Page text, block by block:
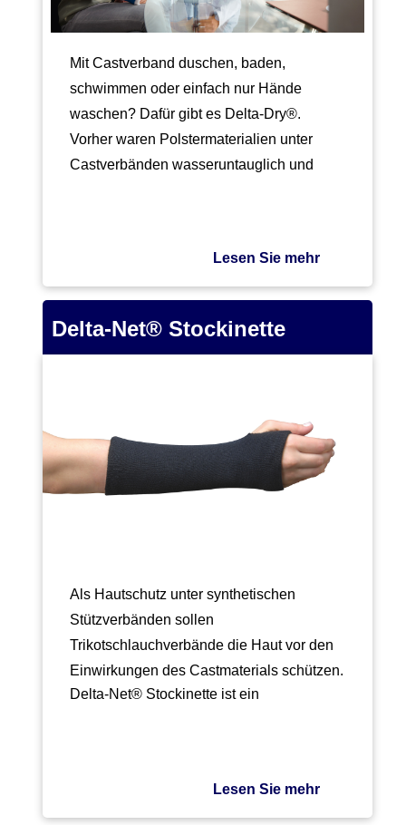
Mit Castverband duschen, baden,
schwimmen oder einfach nur Hände
waschen? Dafür gibt es Delta-Dry®.
Vorher waren Polstermaterialien unter
Castverbänden wasseruntauglich und
Lesen Sie mehr
Delta-Net® Stockinette
Als Hautschutz unter synthetischen
Stützverbänden sollen
Trikotschlauchverbände die Haut vor den
Einwirkungen des Castmaterials schützen.
Delta-Net® Stockinette ist ein
Lesen Sie mehr